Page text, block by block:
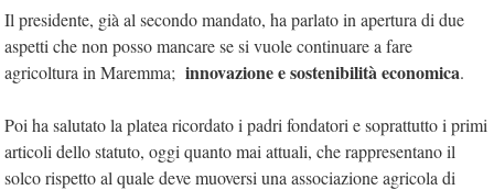
Il presidente, già al secondo mandato, ha parlato in apertura di due
aspetti che non posso mancare se si vuole continuare a fare
agricoltura in Maremma; innovazione e sostenibilità economica.
Poi ha salutato la platea ricordato i padri fondatori e soprattutto i primi
articoli dello statuto, oggi quanto mai attuali, che rappresentano il
solco rispetto al quale deve muoversi una associazione agricola di